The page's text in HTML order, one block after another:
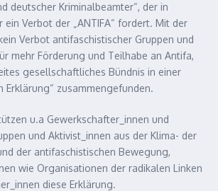
deutscher Kriminalbeamter“, der in
ein Verbot der „ANTIFA“ fordert. Mit der
Verbot antifaschistischer Gruppen und
mehr Förderung und Teilhabe an Antifa,
gesellschaftliches Bündnis in einer
Erklärung“ zusammengefunden.
u.a Gewerkschafter_innen und
und Aktivist_innen aus der Klima- der
der antifaschistischen Bewegung,
wie Organisationen der radikalen Linken
diese Erklärung.